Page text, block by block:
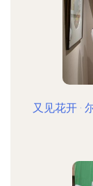
又见花开 ·